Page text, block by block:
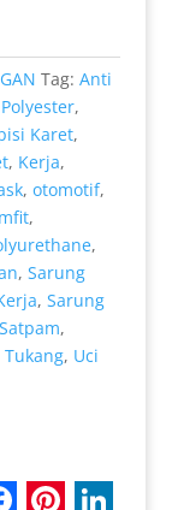
Tag: Anti
,
Karet,
, Kerja,
, otomotif,
,
,
, Sarung
, Sarung
Satpam,
Tukang, Uci